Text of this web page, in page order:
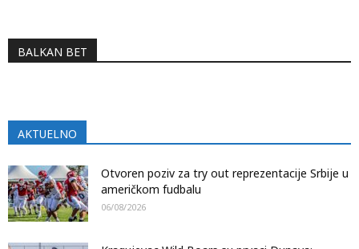
BALKAN BET
AKTUELNO
Otvoren poziv za try out reprezentacije Srbije u
američkom fudbalu
06/08/2026